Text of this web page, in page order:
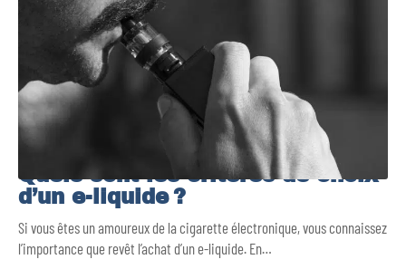
Quels sont les critères de choix
d’un e-liquide ?
Si vous êtes un amoureux de la cigarette électronique, vous connaissez
l’importance que revêt l’achat d’un e-liquide. En…